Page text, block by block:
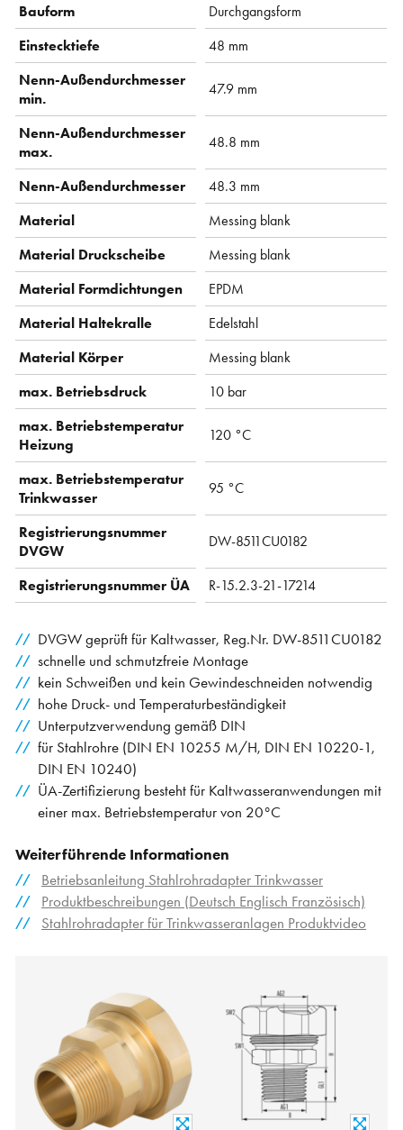
Bauform
Durchgangsform
Einstecktiefe
48 mm
Nenn-Außendurchmesser
min.
47.9 mm
Nenn-Außendurchmesser
max.
48.8 mm
Nenn-Außendurchmesser
48.3 mm
Material
Messing blank
Material Druckscheibe
Messing blank
Material Formdichtungen
EPDM
Material Haltekralle
Edelstahl
Material Körper
Messing blank
max. Betriebsdruck
10 bar
max. Betriebstemperatur
Heizung
120 °C
max. Betriebstemperatur
Trinkwasser
95 °C
Registrierungsnummer
DVGW
DW-8511CU0182
Registrierungsnummer ÜA R-15.2.3-21-17214
DVGW geprüft für Kaltwasser, Reg.Nr. DW-8511CU0182
schnelle und schmutzfreie Montage
kein Schweißen und kein Gewindeschneiden notwendig
hohe Druck- und Temperaturbeständigkeit
Unterputzverwendung gemäß DIN
für Stahlrohre (DIN EN 10255 M/H, DIN EN 10220-1,
DIN EN 10240)
ÜA-Zertifizierung besteht für Kaltwasseranwendungen mit
einer max. Betriebstemperatur von 20°C
Weiterführende Informationen
Betriebsanleitung Stahlrohradapter Trinkwasser
Produktbeschreibungen (Deutsch Englisch Französisch)
Stahlrohradapter für Trinkwasseranlagen Produktvideo